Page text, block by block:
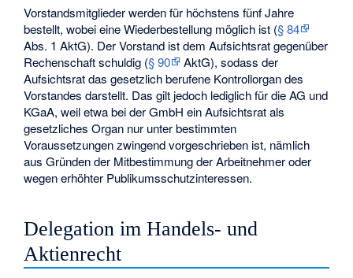
Vorstandsmitglieder werden für höchstens fünf Jahre
bestellt, wobei eine Wiederbestellung möglich ist (§ 84
Abs. 1 AktG). Der Vorstand ist dem Aufsichtsrat gegenüber
Rechenschaft schuldig (§ 90
AktG), sodass der
Aufsichtsrat das gesetzlich berufene Kontrollorgan des
Vorstandes darstellt. Das gilt jedoch lediglich für die AG und
KGaA, weil etwa bei der GmbH ein Aufsichtsrat als
gesetzliches Organ nur unter bestimmten
Voraussetzungen zwingend vorgeschrieben ist, nämlich
aus Gründen der Mitbestimmung der Arbeitnehmer oder
wegen erhöhter Publikumsschutzinteressen.
Delegation im Handels- und
Aktienrecht